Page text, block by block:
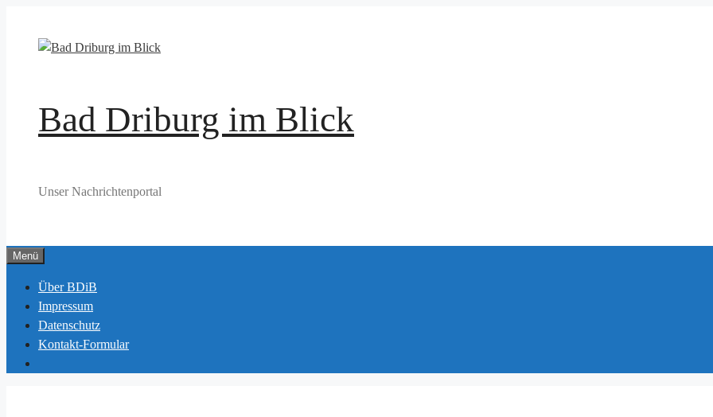
springen
Bad Driburg im Blick
Unser Nachrichtenportal
Menü
Über BDiB
Impressum
Datenschutz
Kontakt-Formular